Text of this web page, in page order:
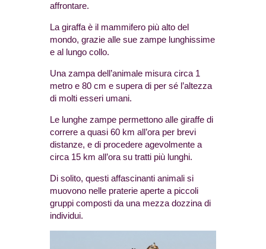
affrontare.
La giraffa è il mammifero più alto del
mondo, grazie alle sue zampe lunghissime
e al lungo collo.
Una zampa dell’animale misura circa 1
metro e 80 cm e supera di per sé l’altezza
di molti esseri umani.
Le lunghe zampe permettono alle giraffe di
correre a quasi 60 km all’ora per brevi
distanze, e di procedere agevolmente a
circa 15 km all’ora su tratti più lunghi.
Di solito, questi affascinanti animali si
muovono nelle praterie aperte a piccoli
gruppi composti da una mezza dozzina di
individui.